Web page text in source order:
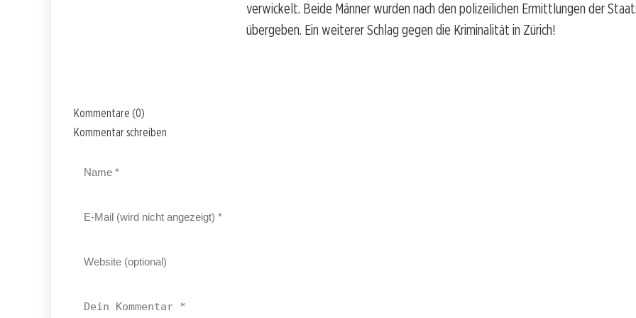
verwickelt. Beide Männer wurden nach den polizeilichen Ermittlungen der
übergeben. Ein weiterer Schlag gegen die Kriminalität in Zürich!
Kommentare (0)
Kommentar schreiben